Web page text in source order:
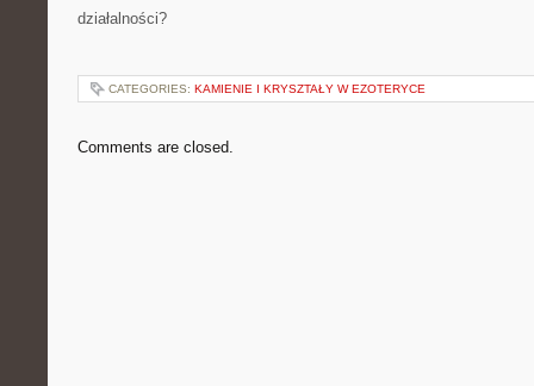
działalności?
CATEGORIES: KAMIENIE I KRYSZTAŁY W EZOTERYCE
Comments are closed.